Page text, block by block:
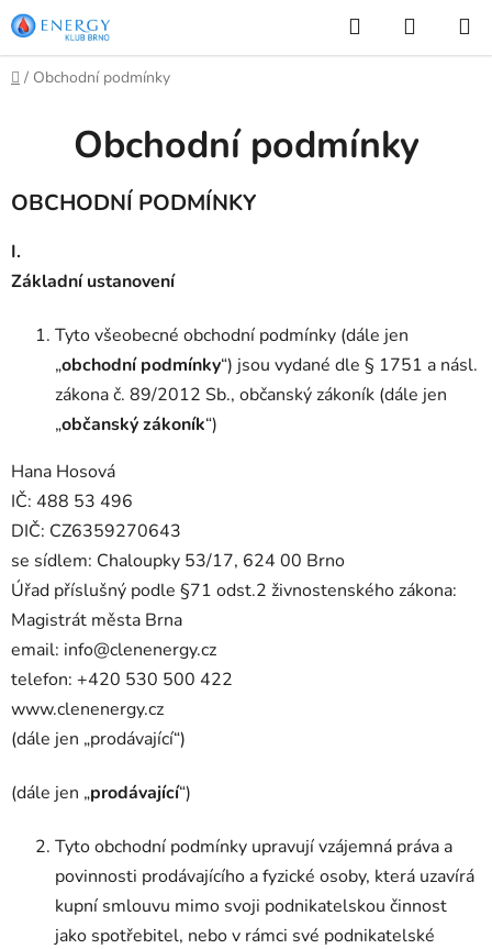
Přejít
na
obsah
Hledat
KOŠÍK
Domů
/ Obchodní podmínky
Obchodní podmínky
OBCHODNÍ PODMÍNKY
I.
Základní ustanovení
Tyto všeobecné obchodní podmínky (dále jen
„obchodní podmínky“) jsou vydané dle § 1751 a násl.
zákona č. 89/2012 Sb., občanský zákoník (dále jen
„občanský zákoník“)
Hana Hosová
IČ: 488 53 496
DIČ: CZ6359270643
se sídlem: Chaloupky 53/17, 624 00 Brno
Úřad příslušný podle §71 odst.2 živnostenského zákona:
Magistrát města Brna
email: info@clenenergy.cz
telefon: +420 530 500 422
www.clenenergy.cz
(dále jen „prodávající“)
(dále jen „prodávající“)
Tyto obchodní podmínky upravují vzájemná práva a
povinnosti prodávajícího a fyzické osoby, která uzavírá
kupní smlouvu mimo svoji podnikatelskou činnost
jako spotřebitel, nebo v rámci své podnikatelské